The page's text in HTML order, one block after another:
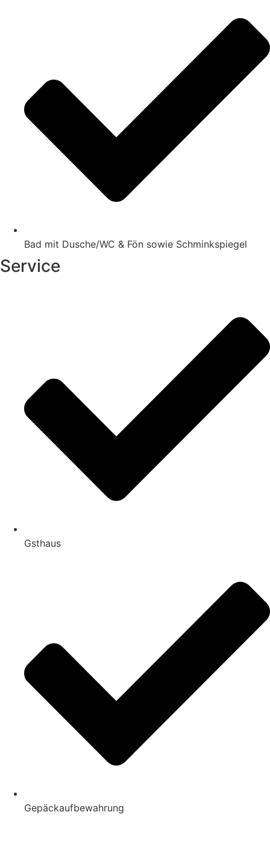
Bad mit Dusche/WC & Fön sowie Schminkspiegel
Service
Gsthaus
Gepäckaufbewahrung